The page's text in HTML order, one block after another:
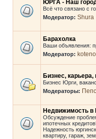
ЮРГА - Наш
Всё что связано с
Модератор: Shura
Барахолка
Ваши объявления:
Модератор:
Бизнес, карьера,
Бизнес Юрги,
Модераторы: Пепс
Недвижимость в
Обсуждение
ипотечных кредитов!
Надежность
квартиру, гараж,